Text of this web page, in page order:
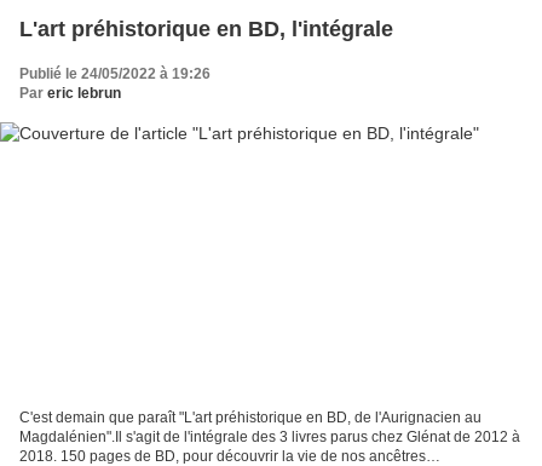
L'art préhistorique en BD, l'intégrale
Publié le 24/05/2022 à 19:26
Par eric lebrun
C'est demain que paraît "L'art préhistorique en BD, de l'Aurignacien au
Magdalénien".Il s'agit de l'intégrale des 3 livres parus chez Glénat de 2012 à
2018. 150 pages de BD, pour découvrir la vie de nos ancêtres